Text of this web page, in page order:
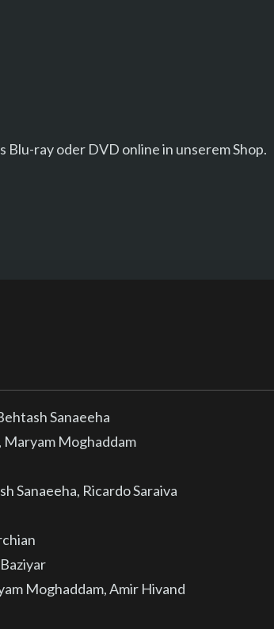
Blu-ray oder DVD online in unserem Shop.
Sanaeeha
Maryam Moghaddam
Sanaeeha, Ricardo Saraiva
Moghaddam, Amir Hivand